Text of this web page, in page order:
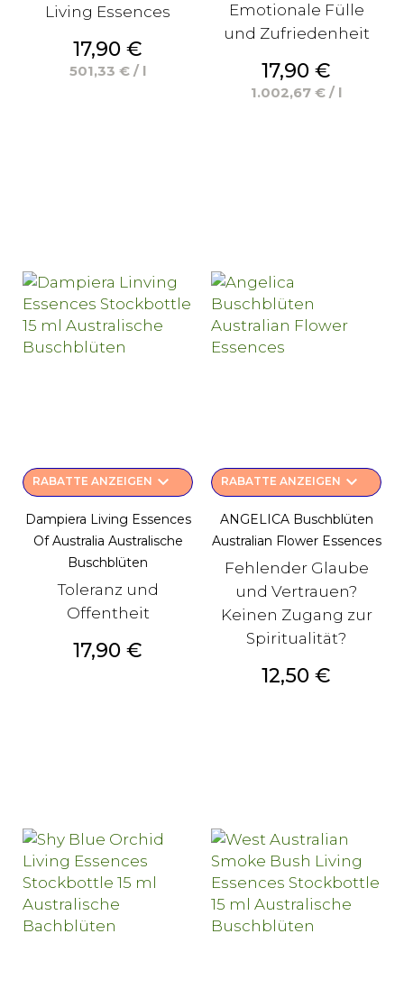
Living Essences
Preis
17,90 €
501,33 € / l
Emotionale Fülle
und Zufriedenheit
Preis
17,90 €
1.002,67 € / l
RABATTE ANZEIGEN keyboard_arrow_down
Dampiera Living Essences
Of Australia Australische
Buschblüten
Toleranz und
Offentheit
Preis
17,90 €
RABATTE ANZEIGEN keyboard_arrow_down
ANGELICA Buschblüten
Australian Flower Essences
Fehlender Glaube
und Vertrauen?
Keinen Zugang zur
Spiritualität?
Preis
12,50 €